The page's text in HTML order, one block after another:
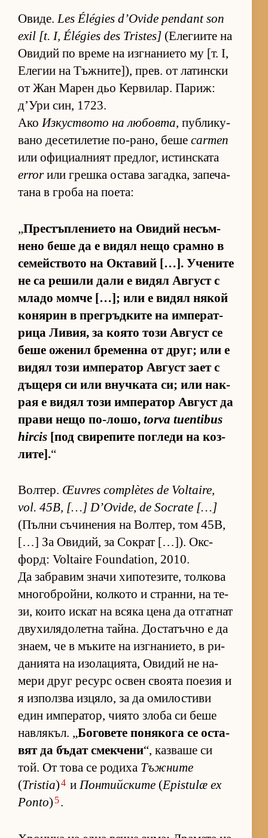
Ови­де.Les Élégies d’Ovide pendant son
exil [t. I, Élégies des Tristes] (Е­ле­ги­ите на
Ови­дий по време на из­г­на­ни­ето му [т. I,
Еле­гии на Тъж­ни­те­]), прев. от ла­тин­ски
от Жан Ма­рен дьо Кер­ви­лар. Па­риж:
д’Ури син, 1723.
АкоИз­кус­т­вото на лю­бовта, пуб­ли­ку­
вано де­се­ти­ле­тие по-ра­но, беше carmen
или офи­ци­ал­ният пред­лог, ис­тин­с­ката
errorили грешка ос­тава за­гад­ка, за­пе­ча­
тана в гроба на по­е­та:
„Прес­тъп­ле­ни­ето на Ови­дий не­съм­
нено беше да е ви­дял нещо срамно в
се­мейс­т­вото на Ок­та­вий […]. Уче­ните
не са ре­шили дали е ви­дял Ав­густ с
младо момче […]; или е ви­дял ня­кой
ко­ня­рин в прег­ръд­ките на им­пе­рат­
рица Ли­вия, за ко­ято този Ав­густ се
беше оже­нил бре­менна от друг; или е
ви­дял този им­пе­ра­тор Ав­густ зает с
дъ­щеря си или внуч­ката си; или нак­
рая е ви­дял този им­пе­ра­тор Ав­густ да
прави нещо по-ло­шо, torva tuentibus
hircis [под сви­ре­пите пог­леди на коз­
ли­те].“
Вол­тер. Œuvres complètes de Voltaire,
vol. 45B, […] D’Ovide, de Socrate […]
(Пълни съ­чи­не­ния на Вол­тер, том 45B,
[…] За Ови­дий, за Сок­рат […]). Ок­с­
форд: Voltaire Foundation, 2010.
Да заб­ра­вим значи хи­по­те­зи­те, тол­кова
мно­гоб­рой­ни, кол­кото и стран­ни, на те­
зи, ко­ито ис­кат на всяка цена да от­гат­нат
дву­хи­ля­до­летна тай­на. Дос­та­тъчно е да
зна­ем, че в мъ­ките на из­г­на­ни­е­то, в ри­
да­ни­ята на изо­ла­ци­я­та, Ови­дий не на­
мери друг ре­сурс ос­вен сво­ята по­е­зия и
я из­пол­зва из­ця­ло, за да оми­лос­тиви
един им­пе­ра­тор, чи­ято злоба си беше
нав­ля­къл. „Бо­го­вете по­ня­кога се ос­та­
вят да бъ­дат смек­чени“, каз­ваше си
той. От това се ро­диха Тъжните
(Tristia)4 и Понтийските (Epistulæ ex
Ponto) 5.